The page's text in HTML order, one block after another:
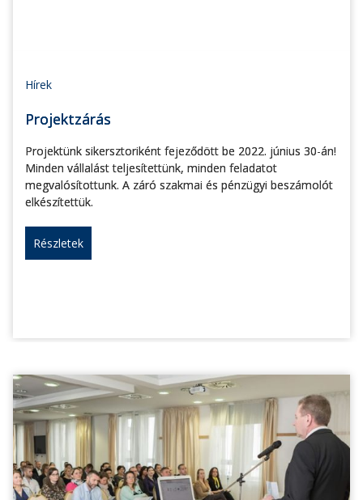
Hírek
Projektzárás
Projektünk sikersztoriként fejeződött be 2022. június 30-án!
Minden vállalást teljesítettünk, minden feladatot
megvalósítottunk. A záró szakmai és pénzügyi beszámolót
elkészítettük.
Részletek